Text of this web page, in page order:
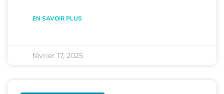
EN SAVOIR PLUS
février 17, 2025